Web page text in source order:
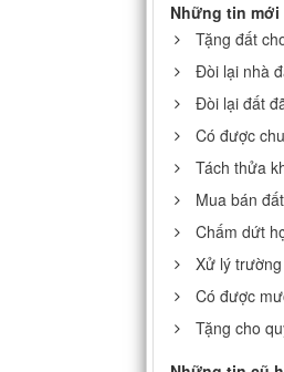
Những tin mới
Tặng đất
Đòi lại nhà
Đòi lại đất
Có được
Tách thửa
Mua bán
Chấm dứt
Xử lý
Có được
Tặng cho